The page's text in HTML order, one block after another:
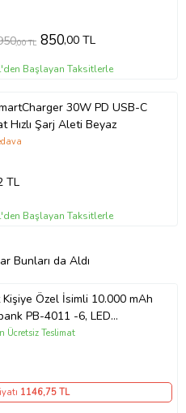
,00 TL 850,00 TL
Başlayan Taksitlerle
30W PD USB-C
Hızlı Şarj Aleti Beyaz
TL
Başlayan Taksitlerle
Bunları da Aldı
Özel İsimli 10.000 mAh
PB-4011 -6, LED
Taşınabilir Şarj Cihazı,
Ücretsiz Teslimat
1146,75 TL